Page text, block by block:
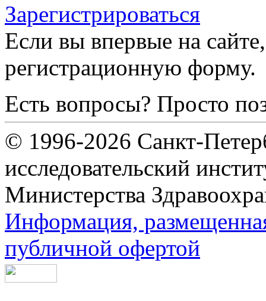
Зарегистрироваться
Если вы впервые на
регистрационную форму.
Есть вопросы? Просто
© 1996-2026 Санкт-
исследовательский
Министерства
Информация,
публичной офертой